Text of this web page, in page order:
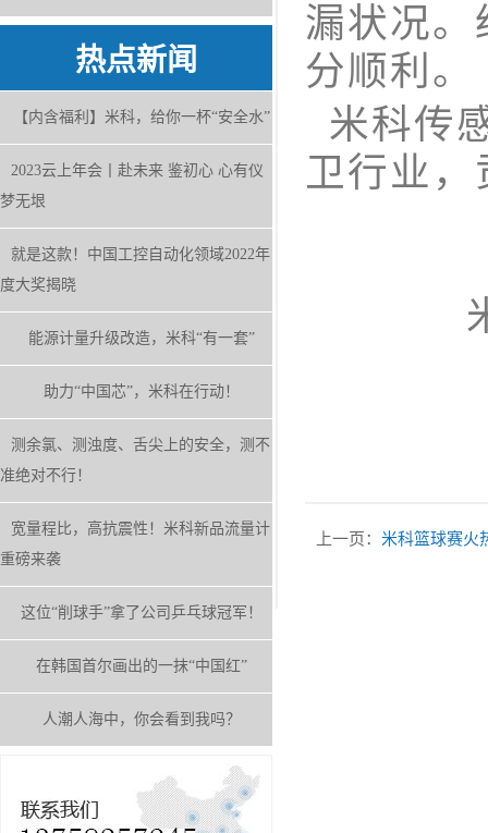
热点新闻
【内含福利】米科，给你一杯“安全水”
2023云上年会丨赴未来 鉴初心 心有仪
梦无垠
就是这款！中国工控自动化领域2022年
度大奖揭晓
能源计量升级改造，米科“有一套”
助力“中国芯”，米科在行动！
测余氯、测浊度、舌尖上的安全，测不
准绝对不行！
宽量程比，高抗震性！米科新品流量计
重磅来袭
这位“削球手”拿了公司乒乓球冠军！
在韩国首尔画出的一抹“中国红”
人潮人海中，你会看到我吗？
漏状况
分顺利。
米科传
卫行业
上一页： 米科篮球赛火